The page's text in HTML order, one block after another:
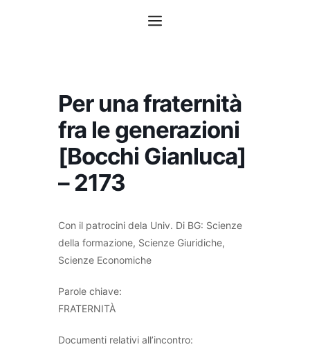
Menu
Per una fraternità
fra le generazioni
[Bocchi Gianluca]
– 2173
Con il patrocini dela Univ. Di BG: Scienze
della formazione, Scienze Giuridiche,
Scienze Economiche
Parole chiave:
FRATERNITÀ
Documenti relativi all’incontro: